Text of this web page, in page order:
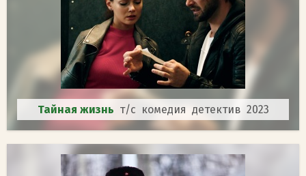
Тайная жизнь т/с комедия детектив 2023